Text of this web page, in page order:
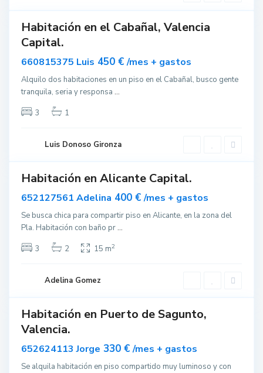
Habitación en el Cabañal, Valencia
Capital.
660815375 Luis 450 €/mes + gastos
Alquilo dos habitaciones en un piso en el Cabañal, busco gente
tranquila, seria y responsa ...
3
1
Luis Donoso Gironza
e
l
Habitación en Alicante Capital.
652127561 Adelina 400 €/mes + gastos
Se busca chica para compartir piso en Alicante, en la zona del
Pla. Habitación con baño pr...
3
2 15 m2
Adelina Gomez
P
u
d
e
a
g
u
Habitación en Puerto de Sagunto,
Valencia.
652624113 Jorge 330 €/mes + gastos
Se alquila habitación en piso compartido muy luminoso y con